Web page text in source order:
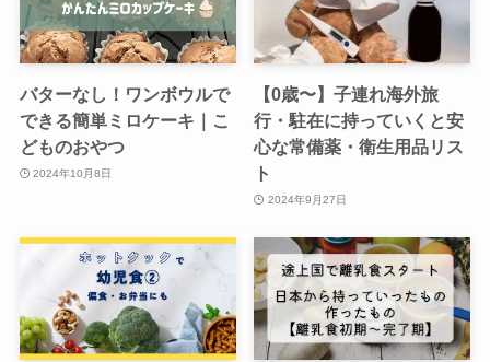
バターなし！ワンボウルで
できる簡単ミロケーキ｜こ
どものおやつ
2024年10月8日
【0歳〜】子連れ海外旅
行・駐在に持っていくと安
心な常備薬・衛生用品リス
ト
2024年9月27日